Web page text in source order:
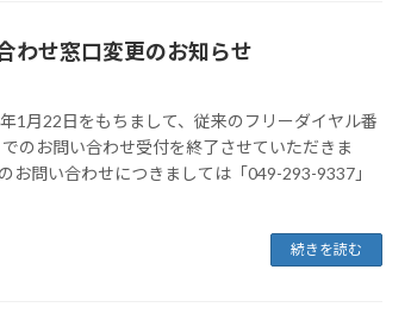
わせ窓口変更のお知らせ
1月22日をもちまして、従来のフリーダイヤル番
のお問い合わせ受付を終了させていただきま
お問い合わせにつきましては「049-293-9337」
続きを読む